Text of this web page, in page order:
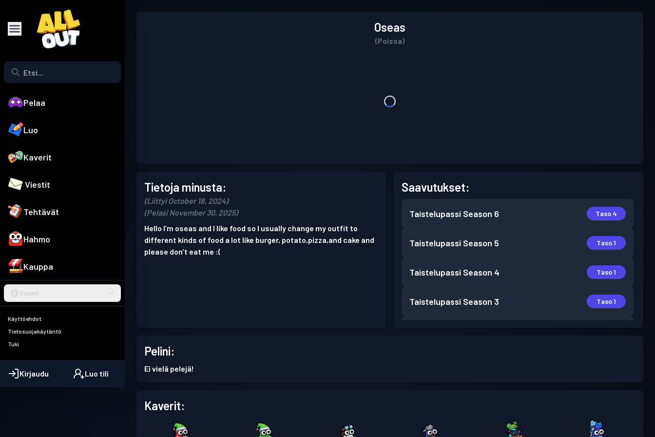
Pelaa
Luo
Kaverit
Viestit
Tehtävät
Hahmo
Kauppa
Suomi
Käyttöehdot
Tietosuojakäytäntö
Tuki
Kirjaudu Luo tili
Oseas
(Poissa)
Tietoja minusta:
(Liittyi October 18, 2024)
(Pelasi November 30, 2025)
Hello I’m oseas and I like food so I usually change my outfit to
different kinds of food a lot like burger, potato,pizza,and cake and
please don’t eat me :(
Saavutukset:
Taistelupassi Season 6 Taso 4
Taistelupassi Season 5 Taso 1
Taistelupassi Season 4 Taso 1
Taistelupassi Season 3 Taso 1
Pelini:
Ei vielä pelejä!
Kaverit: